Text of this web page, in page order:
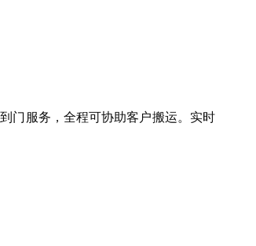
门服务，全程可协助客户搬运。实时